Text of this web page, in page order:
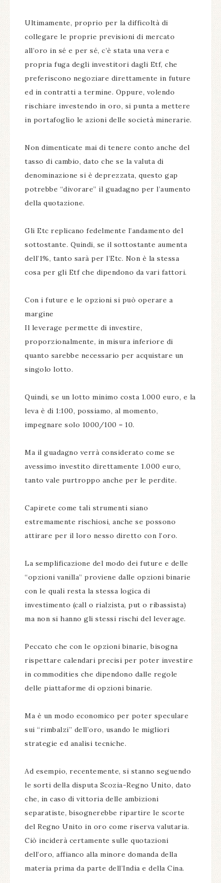
Ultimamente, proprio per la difficoltà di
collegare le proprie previsioni di mercato
all’oro in sé e per sé, c’è stata una vera e
propria fuga degli investitori dagli Etf, che
preferiscono negoziare direttamente in future
ed in contratti a termine. Oppure, volendo
rischiare investendo in oro, si punta a mettere
in portafoglio le azioni delle società minerarie.
Non dimenticate mai di tenere conto anche del
tasso di cambio, dato che se la valuta di
denominazione si è deprezzata, questo gap
potrebbe “divorare” il guadagno per l’aumento
della quotazione.
Gli Etc replicano fedelmente l’andamento del
sottostante. Quindi, se il sottostante aumenta
dell’1%, tanto sarà per l’Etc. Non è la stessa
cosa per gli Etf che dipendono da vari fattori.
Con i future e le opzioni si può operare a
margine
Il leverage permette di investire,
proporzionalmente, in misura inferiore di
quanto sarebbe necessario per acquistare un
singolo lotto.
Quindi, se un lotto minimo costa 1.000 euro, e la
leva è di 1:100, possiamo, al momento,
impegnare solo 1000/100 = 10.
Ma il guadagno verrà considerato come se
avessimo investito direttamente 1.000 euro,
tanto vale purtroppo anche per le perdite.
Capirete come tali strumenti siano
estremamente rischiosi, anche se possono
attirare per il loro nesso diretto con l’oro.
La semplificazione del modo dei future e delle
“opzioni vanilla” proviene dalle opzioni binarie
con le quali resta la stessa logica di
investimento (call o rialzista, put o ribassista)
ma non si hanno gli stessi rischi del leverage.
Peccato che con le opzioni binarie, bisogna
rispettare calendari precisi per poter investire
in commodities che dipendono dalle regole
delle piattaforme di opzioni binarie.
Ma è un modo economico per poter speculare
sui “rimbalzi” dell’oro, usando le migliori
strategie ed analisi tecniche.
Ad esempio, recentemente, si stanno seguendo
le sorti della disputa Scozia-Regno Unito, dato
che, in caso di vittoria delle ambizioni
separatiste, bisognerebbe ripartire le scorte
del Regno Unito in oro come riserva valutaria.
Ciò inciderà certamente sulle quotazioni
dell’oro, affianco alla minore domanda della
materia prima da parte dell’India e della Cina.